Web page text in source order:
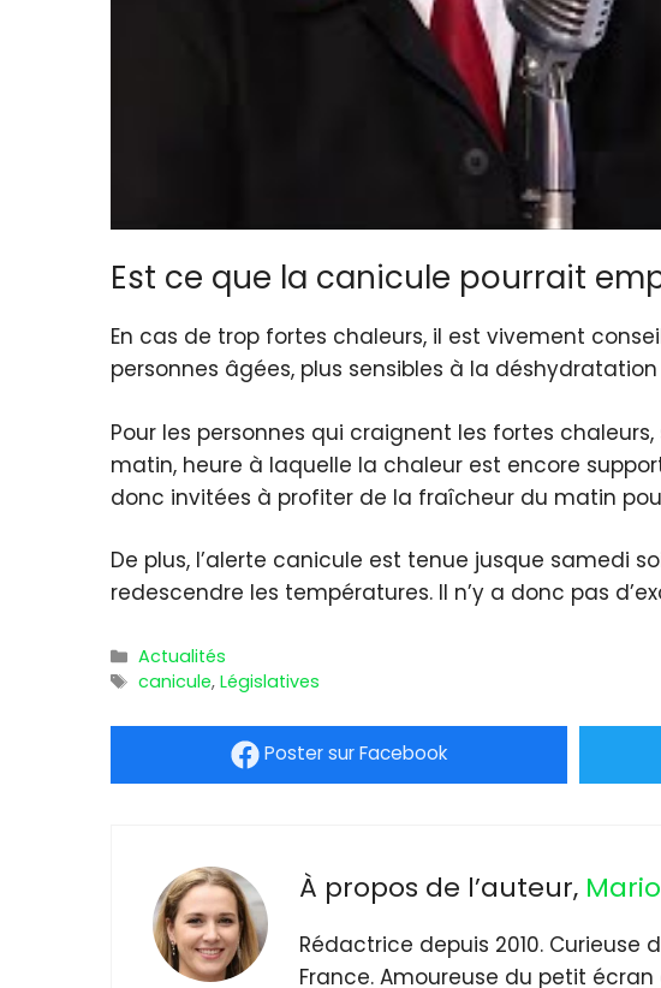
Est ce que la canicule pourrait
En cas de trop fortes chaleurs, il est vivement
personnes âgées, plus sensibles à la
Pour les personnes qui craignent les fortes
matin, heure à laquelle la chaleur est encore
donc invitées à profiter de la fraîcheur du matin
De plus, l’alerte canicule est tenue jusque samedi
redescendre les températures. Il n’y a donc pas
Catégories
Actualités
Étiquettes
canicule,Législatives
Postersur Facebook
À propos de l’auteur,
Rédactrice depuis 2010.
France. Amoureuse du petit